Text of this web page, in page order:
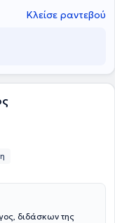
Κλείσε ραντεβού
διδάσκων της